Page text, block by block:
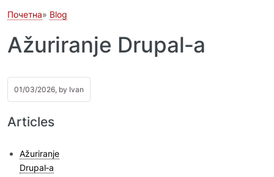
Почетна Blog
Ažuriranje Drupal‑a
01/03/2026, by Ivan
Articles
Ažuriranje
Drupal‑a